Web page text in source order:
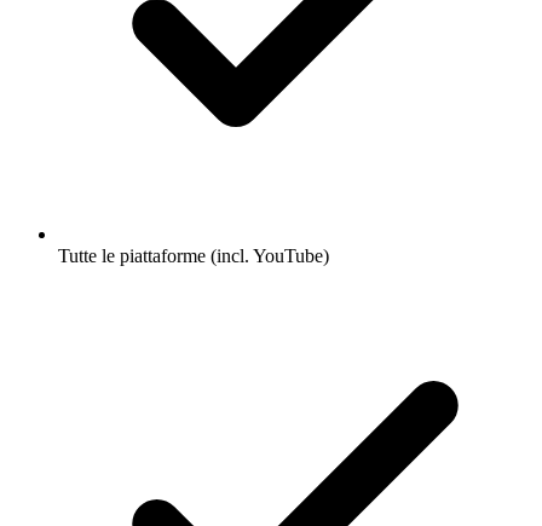
Tutte le piattaforme (incl. YouTube)